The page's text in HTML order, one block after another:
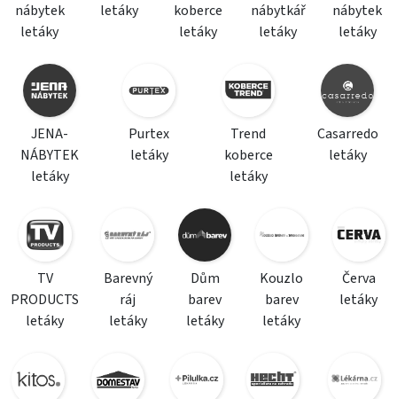
nábytek
letáky
letáky
koberce
letáky
nábytkář
letáky
nábytek
letáky
JENA-
NÁBYTEK
letáky
Purtex
letáky
Trend
koberce
letáky
Casarredo
letáky
TV
PRODUCTS
letáky
Barevný
ráj
letáky
Dům
barev
letáky
Kouzlo
barev
letáky
Červa
letáky